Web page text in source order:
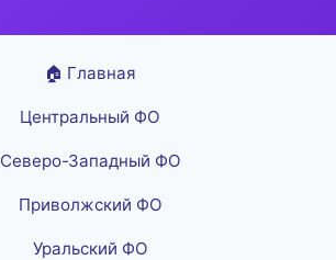
🏠 Главная
Центральный ФО
Северо-Западный ФО
Приволжский ФО
Уральский ФО